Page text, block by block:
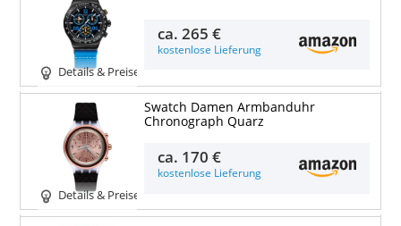
Details & Preise
ca.265 €
kostenlose Lieferung
Details & Preise
Swatch Damen Armbanduhr
Chronograph Quarz
ca. 170 €
kostenlose Lieferung